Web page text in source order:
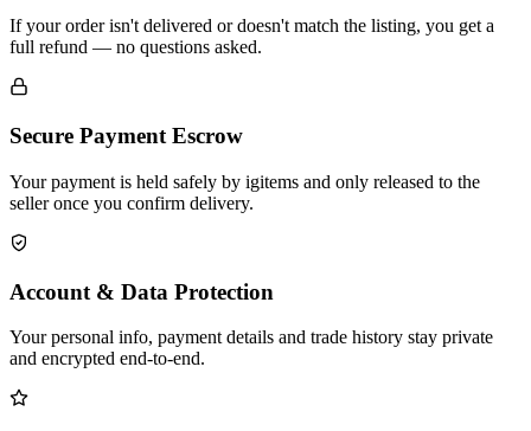
If your order isn't delivered or doesn't match the listing, you get a
full refund — no questions asked.
Secure Payment Escrow
Your payment is held safely by igitems and only released to the
seller once you confirm delivery.
Account & Data Protection
Your personal info, payment details and trade history stay private
and encrypted end-to-end.